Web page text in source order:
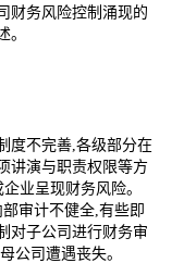
财务风险控制涌现的
。
度不完善,各级部分在
讲演与职责权限等方
业呈现财务风险。
部审计不健全,有些即
对子公司进行财务审
公司遭遇丧失。